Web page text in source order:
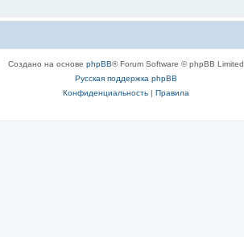
Создано на основе phpBB® Forum Software © phpBB Limited
Русская поддержка phpBB
Конфиденциальность| Правила